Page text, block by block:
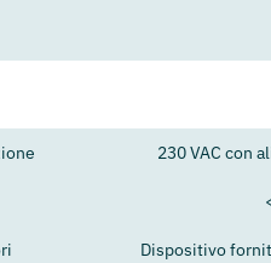
230 VAC con
Dispositivo